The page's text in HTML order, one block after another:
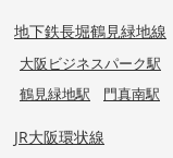
地下鉄長堀鶴見緑地線
大阪ビジネスパーク駅
鶴見緑地駅
門真南駅
JR大阪環状線